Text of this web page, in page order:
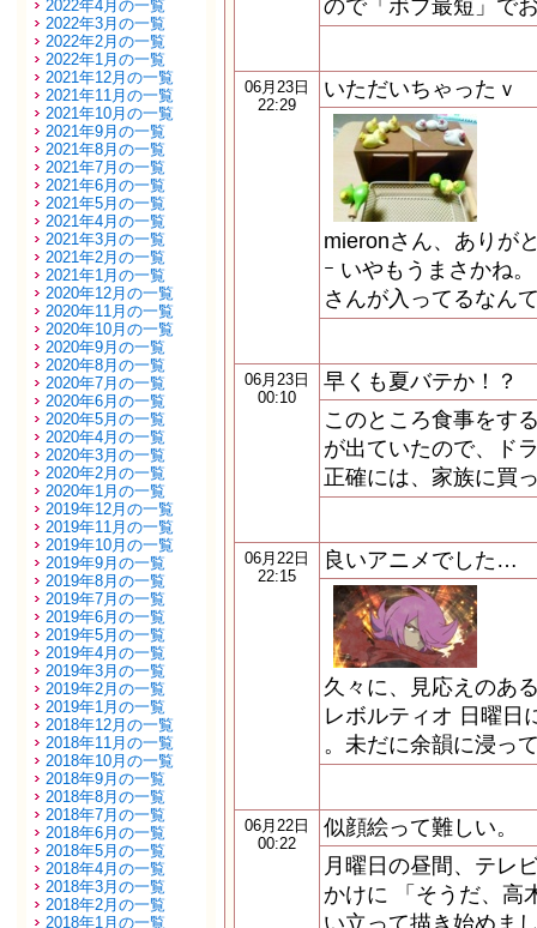
2022年4月の一覧
2022年3月の一覧
2022年2月の一覧
2022年1月の一覧
2021年12月の一覧
2021年11月の一覧
2021年10月の一覧
2021年9月の一覧
2021年8月の一覧
2021年7月の一覧
2021年6月の一覧
2021年5月の一覧
2021年4月の一覧
2021年3月の一覧
2021年2月の一覧
2021年1月の一覧
2020年12月の一覧
2020年11月の一覧
2020年10月の一覧
2020年9月の一覧
2020年8月の一覧
2020年7月の一覧
2020年6月の一覧
2020年5月の一覧
2020年4月の一覧
2020年3月の一覧
2020年2月の一覧
2020年1月の一覧
2019年12月の一覧
2019年11月の一覧
2019年10月の一覧
2019年9月の一覧
2019年8月の一覧
2019年7月の一覧
2019年6月の一覧
2019年5月の一覧
2019年4月の一覧
2019年3月の一覧
2019年2月の一覧
2019年1月の一覧
2018年12月の一覧
2018年11月の一覧
2018年10月の一覧
2018年9月の一覧
2018年8月の一覧
2018年7月の一覧
2018年6月の一覧
2018年5月の一覧
2018年4月の一覧
2018年3月の一覧
2018年2月の一覧
2018年1月の一覧
ので「ボブ最短」で
06月23日
22:29
いただいちゃったｖ
mieronさん、ありが
ｰ いやもうまさかね
さんが入ってるなん
06月23日
00:10
早くも夏バテか！？
このところ食事をす
が出ていたので、ド
正確には、家族に買
06月22日
22:15
良いアニメでした…
久々に、見応えのあ
レボルティオ 日曜日
。未だに余韻に浸っ
06月22日
00:22
似顔絵って難しい。
月曜日の昼間、テレ
かけに 「そうだ、高
い立って描き始めま